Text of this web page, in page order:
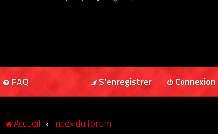
FAQ Connexion
S’enregistrer
Accueil Index du forum